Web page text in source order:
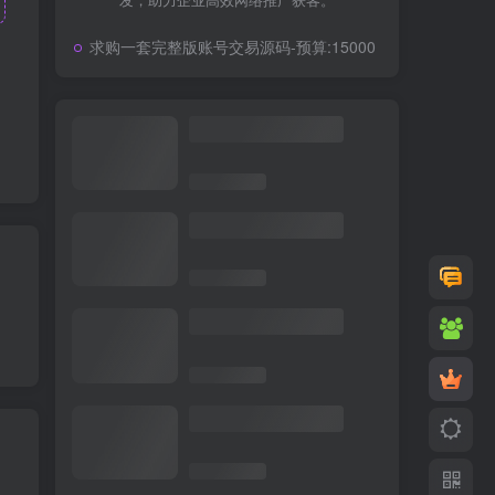
求购一套完整版账号交易源码-预算:15000